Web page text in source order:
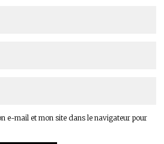
e-mail et mon site dans le navigateur pour